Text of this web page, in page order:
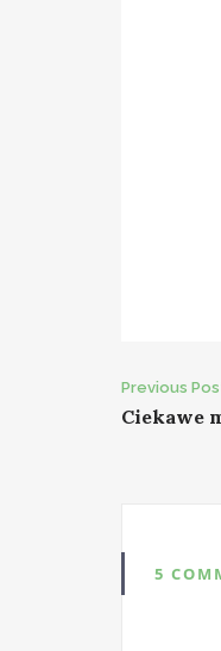
Post
Previous
Ciekawe
5